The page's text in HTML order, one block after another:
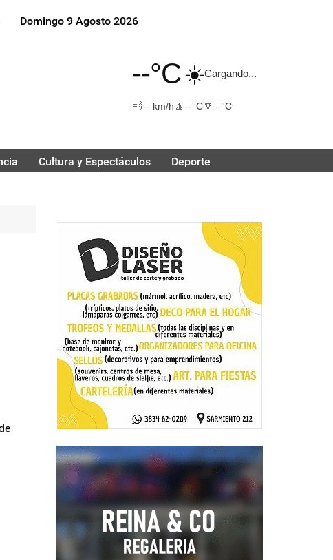
Domingo 9 Agosto 2026
--°C☀️Cargando...
💨-- km/h 🔼 --°C🔽 --°C
Cultura y Espectáculos Deporte